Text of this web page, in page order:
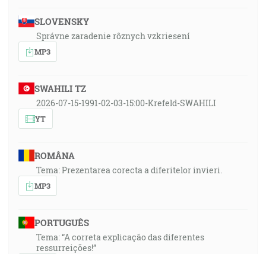
SLOVENSKY
Správne zaradenie rôznych vzkriesení
MP3
SWAHILI TZ
2026-07-15-1991-02-03-15:00-Krefeld-SWAHILI
YT
ROMÂNA
Tema: Prezentarea corecta a diferitelor invieri.
MP3
PORTUGUÊS
Tema: “A correta explicação das diferentes
ressurreições!”